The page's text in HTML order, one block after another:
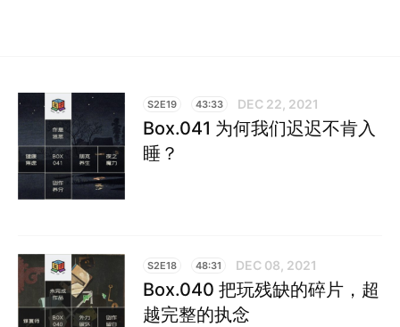
S2E19 43:33 DEC 22, 2021
Box.041 为何我们迟迟不肯入
睡？
S2E18 48:31 DEC 08, 2021
Box.040 把玩残缺的碎片，超
越完整的执念